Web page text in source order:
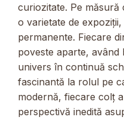
curiozitate. Pe măsură
o varietate de
permanente. Fiecare
poveste aparte,
univers în continuă
fascinantă la rolul pe
modernă, fiecare colț
perspectivă inedită